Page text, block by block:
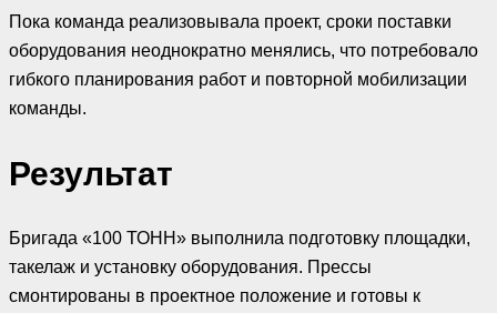
Пока команда реализовывала проект, сроки поставки
оборудования неоднократно менялись, что потребовало
гибкого планирования работ и повторной мобилизации
команды.
Результат
Бригада «100 ТОНН» выполнила подготовку площадки,
такелаж и установку оборудования. Прессы
смонтированы в проектное положение и готовы к